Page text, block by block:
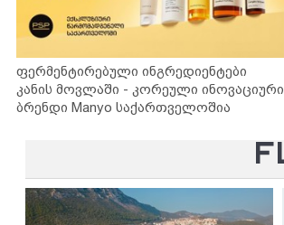
ფერმენტირებული ინგრედიენტები
კანის მოვლაში - კორეული ინოვაციური
ბრენდი Manyo საქართველოშია